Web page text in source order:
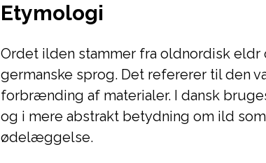
Etymologi
Ordet ilden stammer fra oldnordisk eldr
germanske sprog. Det refererer til den
forbrænding af materialer. I dansk
og i mere abstrakt betydning om ild
ødelæggelse.